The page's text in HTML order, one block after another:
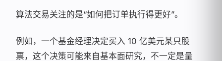
算法交易关注的是“如何把订单执行得更好”。
例如，一个基金经理决定买入 10 亿美元某只股
票，这个决策可能来自基本面研究，不一定是量